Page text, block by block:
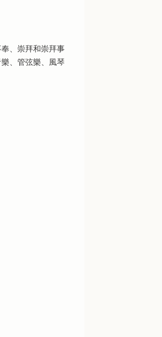
、崇拜和崇拜事
、管弦樂、風琴